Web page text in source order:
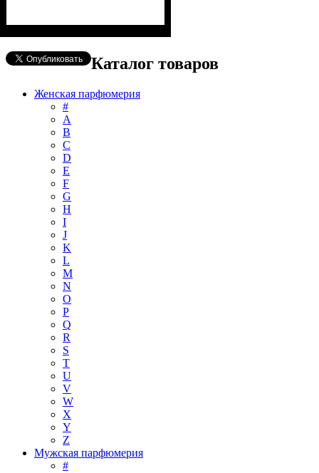
Каталог товаров
Женская парфюмерия
#
А
B
C
D
E
F
G
H
I
J
K
L
M
N
O
P
Q
R
S
T
U
V
W
X
Y
Z
Мужская парфюмерия
#